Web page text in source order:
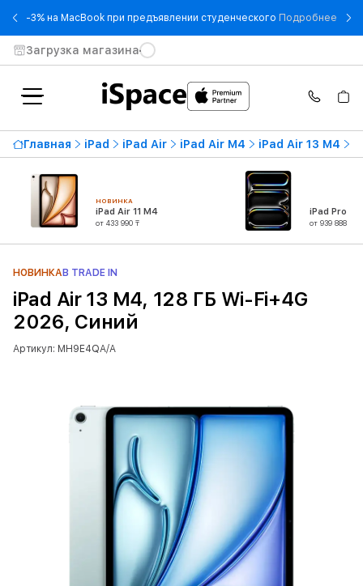
-3% на MacBook при предъявлении студенческого Подробнее - -
Загрузка магазина
Главная iPad iPad Air iPad Air M4 iPad Air 13 M4
НОВИНКА
iPad Air 11 M4
от 433 990 ₸
iPad Pro 13
от 939 888 ₸
НОВИНКА В TRADE IN
iPad Air 13 M4, 128 ГБ Wi-Fi+4G
2026, Синий
Артикул: MH9E4QA/A